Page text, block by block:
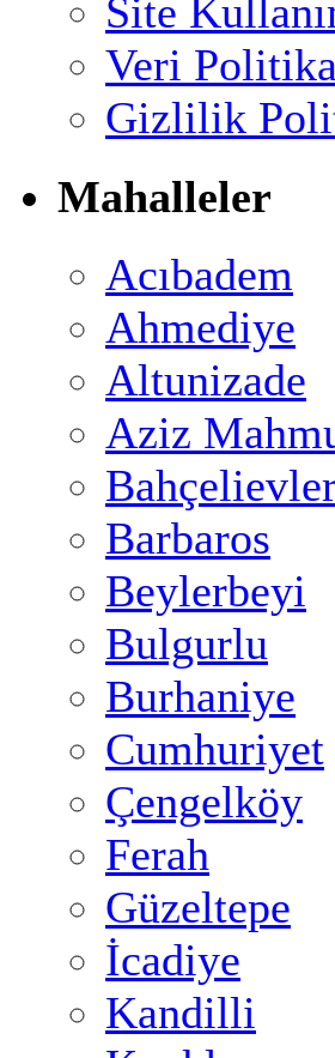
Site
Veri
Gizlilik
Mahalleler
Acıbadem
Ahmediye
Altunizade
Aziz
Barbaros
Beylerbeyi
Bulgurlu
Burhaniye
Cumhuriyet
Çengelköy
Ferah
Güzeltepe
İcadiye
Kandilli